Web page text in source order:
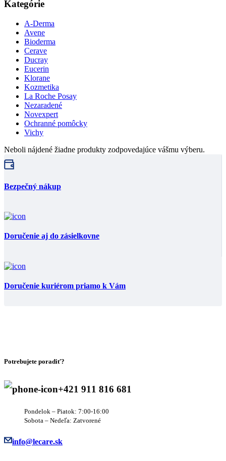
Kategórie
A-Derma
Avene
Bioderma
Cerave
Ducray
Eucerin
Klorane
Kozmetika
La Roche Posay
Nezaradené
Novexpert
Ochranné pomôcky
Vichy
Neboli nájdené žiadne produkty zodpovedajúce vášmu výberu.
Bezpečný nákup
Doručenie aj do zásielkovne
Doručenie kuriérom priamo k Vám
Potrebujete poradiť?
+421 911 816 681
Pondelok – Piatok: 7:00-16:00
Sobota – Nedeľa: Zatvorené
info@lecare.sk